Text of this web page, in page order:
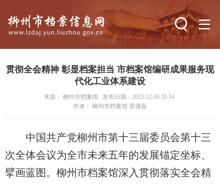
搜索
贯彻全会精神 彰显档案担当 市档案馆编研成果服务现
代化工业体系建设
来源： 柳州市档案馆
发布日期：2025-12-30 10:54
作者： 柳州市档案馆 梁倩磊
中国共产党柳州市第十三届委员会第十三
次全体会议为全市未来五年的发展锚定坐标、
擘画蓝图。柳州市档案馆深入贯彻落实全会精